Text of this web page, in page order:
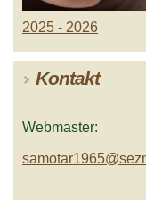
2025 - 2026
Kontakt
Webmaster: